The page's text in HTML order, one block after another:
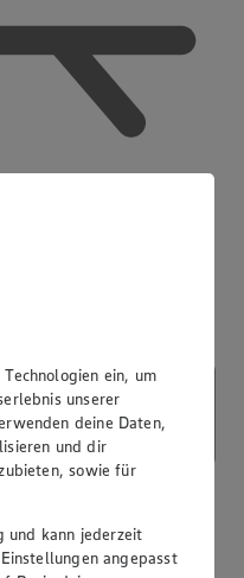
ein, um
unserer
deine Daten,
und dir
sowie für
kann jederzeit
angepasst